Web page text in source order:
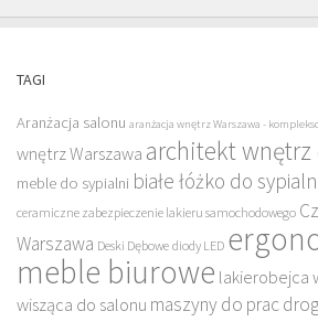
TAGI
Aranżacja salonu aranżacja wnętrz Warszawa -
wnętrz Warszawa architekt wnętrz
meble do sypialni białe łóżko do
ceramiczne zabezpieczenie lakieru samochodowego
Warszawa Deski Dębowe diody LED
meble biurowe lakierobejca
wisząca do salonu maszyny do prac